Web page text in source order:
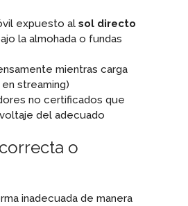
expuesto al sol directo
la almohada o fundas
mientras carga
streaming)
no certificados que
del adecuado
o
inadecuada de manera